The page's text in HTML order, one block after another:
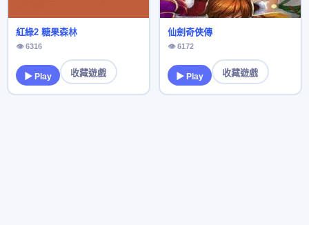
紅綠2 糖果森林
👁 6316
▶ Play 收藏遊戲
仙劍奇俠傳
👁 6172
▶ Play 收藏遊戲